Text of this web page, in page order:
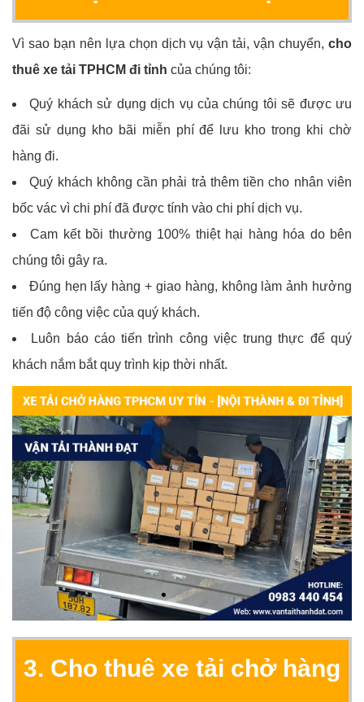
Vì sao bạn nên lựa chọn dịch vụ vận tải, vận chuyển, cho
thuê xe tải TPHCM đi tỉnh của chúng tôi:
Quý khách sử dụng dịch vụ của chúng tôi sẽ được ưu
đãi sử dụng kho bãi miễn phí để lưu kho trong khi chờ
hàng đi.
Quý khách không cần phải trả thêm tiền cho nhân viên
bốc vác vì chi phí đã được tính vào chi phí dịch vụ.
Cam kết bồi thường 100% thiệt hại hàng hóa do bên
chúng tôi gây ra.
Đúng hẹn lấy hàng + giao hàng, không làm ảnh hưởng
tiến độ công việc của quý khách.
Luôn báo cáo tiến trình công việc trung thực để quý
khách nắm bắt quy trình kịp thời nhất.
3. Cho thuê xe tải chở hàng